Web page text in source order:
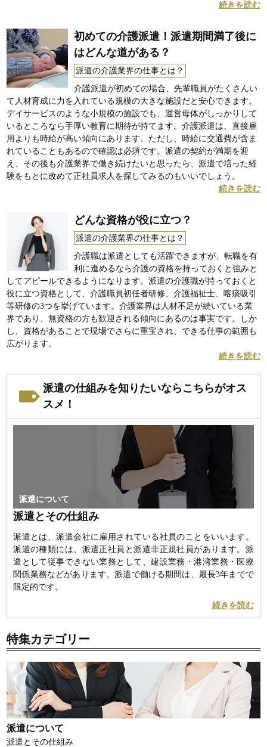
続きを読む
初めての介護派遣！派遣期間満了後に
はどんな道がある？
派遣の介護業界の仕事とは？
介護派遣が初めての場合、先輩職員がたくさんい
て人材育成に力を入れている規模の大きな施設だと安心できます。
デイサービスのような小規模の施設でも、運営母体がしっかりして
いるところなら手厚い教育に期待が持てます。介護派遣は、直接雇
用よりも時給が高い傾向にあります。ただし、時給に交通費が含ま
れていることもあるので確認は必須です。派遣の契約が満期を迎
え、その後も介護業界で働き続けたいと思ったら、派遣で培った経
験をもとに改めて正社員求人を探してみるのもいいでしょう。
続きを読む
どんな資格が役に立つ？
派遣の介護業界の仕事とは？
介護職は派遣としても活躍できますが、転職を有
利に進めるなら介護の資格を持っておくと強みと
してアピールできるようになります。派遣の介護職が持っておくと
役に立つ資格として、介護職員初任者研修、介護福祉士、喀痰吸引
等研修の3つを挙げています。介護業界は人材不足が続いている業
界であり、無資格の方も歓迎される傾向にあるのは事実です。しか
し、資格があることで現場でさらに重宝され、できる仕事の範囲も
広がります。
続きを読む
派遣の仕組みを知りたいならこちらがオス
スメ！
派遣について
派遣とその仕組み
派遣とは、派遣会社に雇用されている社員のことをいいます。
派遣の種類には、派遣正社員と派遣非正規社員があります。派
遣として従事できない業務として、建設業務・港湾業務・医療
関係業務などがあります。派遣で働ける期間は、最長3年までで
限定的です。
続きを読む
特集カテゴリー
派遣について
派遣とその仕組み